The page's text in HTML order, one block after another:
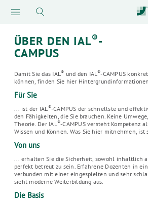
ÜBER DEN IAL®-
CAMPUS
Damit Sie das IAL® und den IAL®-CAMPUS
können, finden Sie hier
Für Sie
... ist der IAL®-CAMPUS der schnellste und
den Fähigkeiten, die Sie brauchen. Keine
Theorie. Der IAL®-CAMPUS versteht Kompetenz
Wissen und Können. Was Sie hier mitnehmen, ist
Von uns
... erhalten Sie die Sicherheit, sowohl inhaltlich
perfekt betreut zu sein. Erfahrene Dozenten in
verbunden mit einer eingespielten und sehr
sieht moderne Weiterbildung aus.
Die Basis